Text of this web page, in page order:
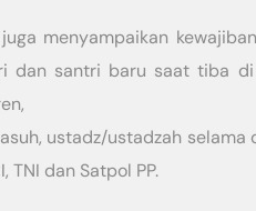
juga menyampaikan
dan santri baru saat tiba
ustadz/ustadzah
TNI dan Satpol PP.